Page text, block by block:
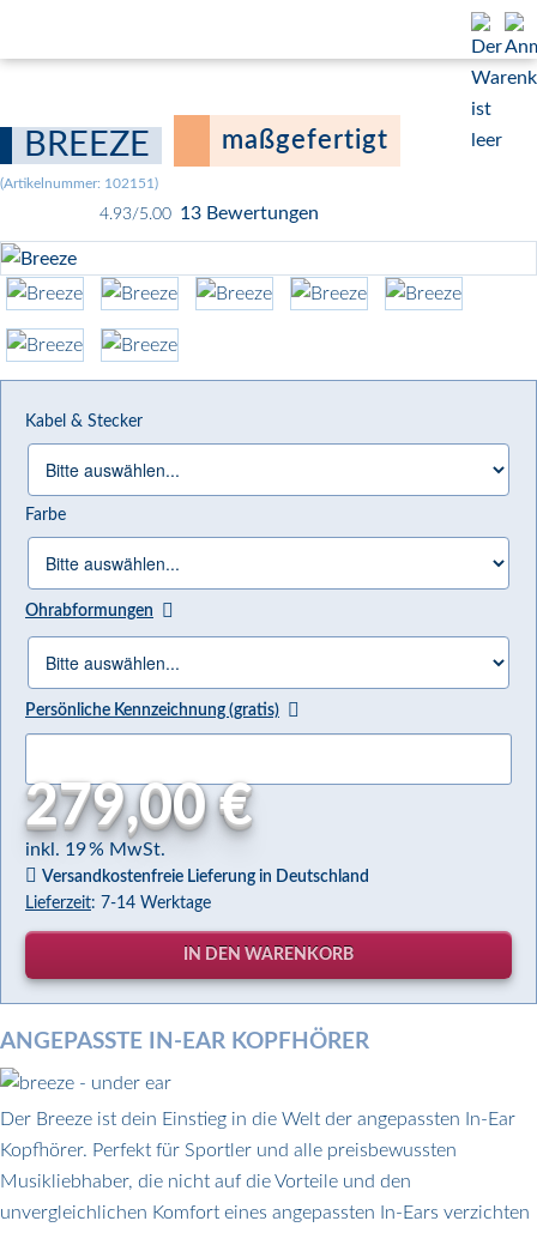
BREEZE maßgefertigt
(Artikelnummer: 102151)
4.93/5.00 13 Bewertungen
Kabel & Stecker
Farbe
Ohrabformungen
Persönliche Kennzeichnung (gratis)
279,00 €
inkl. 19 % MwSt.
Versandkostenfreie Lieferung in Deutschland
Lieferzeit: 7-14 Werktage
ANGEPASSTE IN-EAR KOPFHÖRER
Der Breeze ist dein Einstieg in die Welt der angepassten In-Ear
Kopfhörer. Perfekt für Sportler und alle preisbewussten
Musikliebhaber, die nicht auf die Vorteile und den
unvergleichlichen Komfort eines angepassten In-Ears verzichten